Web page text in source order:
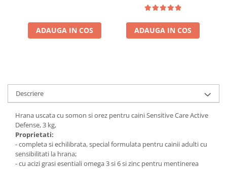
ADAUGA IN COS ADAUGA IN COS
Descriere
Hrana uscata cu somon si orez pentru caini Sensitive Care Active
Defense, 3 kg,
Proprietati:
- completa si echilibrata, special formulata pentru cainii adulti cu
sensibilitati la hrana;
- cu acizi grasi esentiali omega 3 si 6 si zinc pentru mentinerea